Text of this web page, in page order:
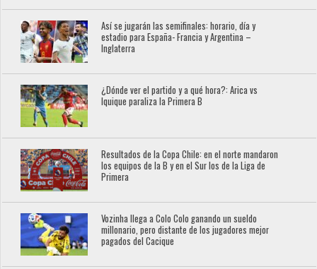
Así se jugarán las semifinales: horario, día y
estadio para España- Francia y Argentina –
Inglaterra
¿Dónde ver el partido y a qué hora?: Arica vs
Iquique paraliza la Primera B
Resultados de la Copa Chile: en el norte mandaron
los equipos de la B y en el Sur los de la Liga de
Primera
Vozinha llega a Colo Colo ganando un sueldo
millonario, pero distante de los jugadores mejor
pagados del Cacique